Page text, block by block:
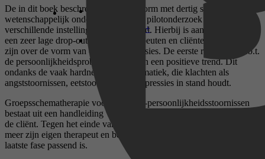
Disney+
De in dit boek beschreven behandelvorm met dertig sessies is
wetenschappelijk onderzocht met een pilotonderzoek in
verschillende instellingen in Nederland. Hierbij is aangetoond dat er
een zeer lage drop-out is en dat therapeuten en cliënten enthousiast
zijn over de vorm van de behandelsessies. De eerste resultaten m.b.t.
de persoonlijkheidsproblematiek tonen een positieve trend. Dit
ondanks de vaak hardnekkige problematiek, die klachten als
angststoornissen, eetstoornissen en depressies in stand houdt.
Groepsschematherapie voor cluster C-persoonlijkheidsstoornissen
bestaat uit een handleiding voor de therapeut en een werkboek voor
de cliënt. Tegen het einde van de behandeling wordt de cliënt steeds
meer zijn eigen therapeut en bepaalt hij zelf welk huiswerk in de
laatste fase passend is.